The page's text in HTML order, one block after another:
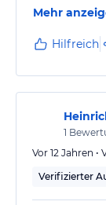
Mehr
Hilfreich
1
Vor 12 Jahren •
Verifizierter